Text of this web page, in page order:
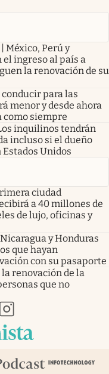
México, Perú y
ingreso al país a
la renovación de su
para las
menor y desde ahora
como siempre
inquilinos tendrán
incluso si el dueño
Unidos
ciudad
a 40 millones de
de lujo, oficinas y
y Honduras
que hayan
con su pasaporte
renovación de la
que no
pestañapestaña
nueva pestaña
abre en nueva pestaña
abre en nueva pestaña